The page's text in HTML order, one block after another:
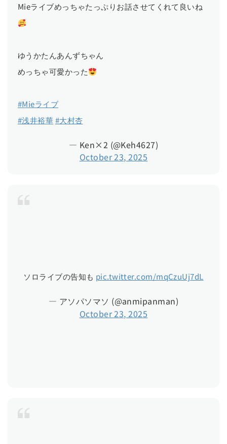
Mieライブめっちゃたっぷりお話させてくれて良いね
ゆうかたんあんずちゃん
めっちゃ可愛かった
#Mieライブ
#浅井裕華#大村杏
— Ken×2 (@Keh4627)
October 23, 2025
ソロライブの告知も pic.twitter.com/mqCzuUj7dL
— アソパソマソ (@anmipanman)
October 23, 2025